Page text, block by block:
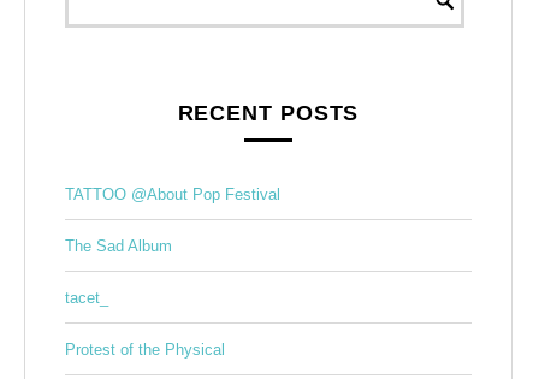
RECENT POSTS
TATTOO @About Pop Festival
The Sad Album
tacet_
Protest of the Physical